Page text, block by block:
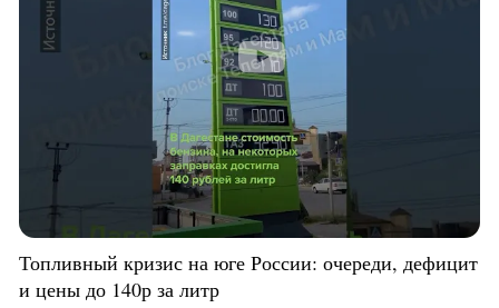
Топливный кризис на юге России: очереди, дефицит
и цены до 140р за литр